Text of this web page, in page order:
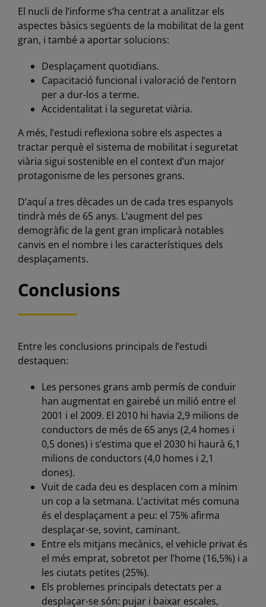
El nucli de l’informe s’ha centrat a analitzar els
aspectes bàsics següents de la mobilitat de la gent
gran, i també a aportar solucions:
Desplaçament quotidians.
Capacitació funcional i valoració de l’entorn
per a dur-los a terme.
Accidentalitat i la seguretat viària.
A més, l’estudi reflexiona sobre els aspectes a
tractar perquè el sistema de mobilitat i seguretat
viària sigui sostenible en el context d’un major
protagonisme de les persones grans.
D’aquí a tres dècades un de cada tres espanyols
tindrà més de 65 anys. L’augment del pes
demogràfic de la gent gran implicarà notables
canvis en el nombre i les característiques dels
desplaçaments.
Conclusions
Entre les conclusions principals de l’estudi
destaquen:
Les persones grans amb permís de conduir
han augmentat en gairebé un milió entre el
2001 i el 2009. El 2010 hi havia 2,9 milions de
conductors de més de 65 anys (2,4 homes i
0,5 dones) i s’estima que el 2030 hi haurà 6,1
milions de conductors (4,0 homes i 2,1
dones).
Vuit de cada deu es desplacen com a mínim
un cop a la setmana. L’activitat més comuna
és el desplaçament a peu: el 75% afirma
desplaçar-se, sovint, caminant.
Entre els mitjans mecànics, el vehicle privat és
el més emprat, sobretot per l’home (16,5%) i a
les ciutats petites (25%).
Els problemes principals detectats per a
desplaçar-se són: pujar i baixar escales,